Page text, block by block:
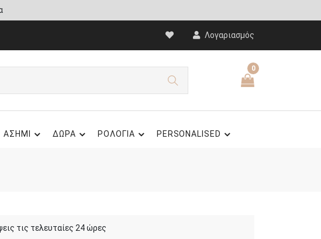
Λογαριασμός
0
ΑΣΗΜΙ ΔΩΡΑ ΡΟΛΟΓΙΑ PERSONALISED
τις τελευταίες 24 ώρες